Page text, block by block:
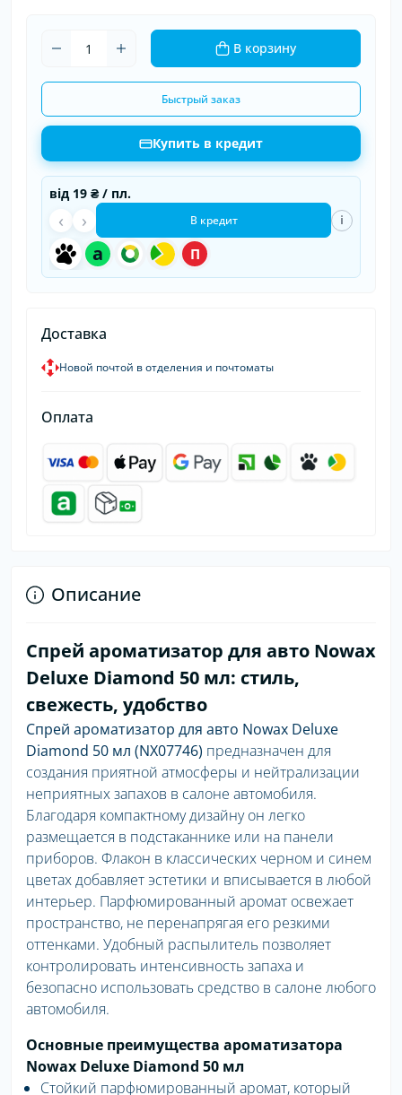
В корзину
Быстрый заказ
Купить в кредит
від 19 ₴ / пл.
‹
a
П
› В кредит i
Доставка
Новой почтой в отделения и почтоматы
Оплата
Описание
Спрей ароматизатор для авто Nowax
Deluxe Diamond 50 мл: стиль,
свежесть, удобство
Спрей ароматизатор для авто Nowax Deluxe
Diamond 50 мл (NX07746) предназначен для
создания приятной атмосферы и нейтрализации
неприятных запахов в салоне автомобиля.
Благодаря компактному дизайну он легко
размещается в подстаканнике или на панели
приборов. Флакон в классических черном и синем
цветах добавляет эстетики и вписывается в любой
интерьер. Парфюмированный аромат освежает
пространство, не перенапрягая его резкими
оттенками. Удобный распылитель позволяет
контролировать интенсивность запаха и
безопасно использовать средство в салоне любого
автомобиля.
Основные преимущества ароматизатора
Nowax Deluxe Diamond 50 мл
Стойкий парфюмированный аромат, который